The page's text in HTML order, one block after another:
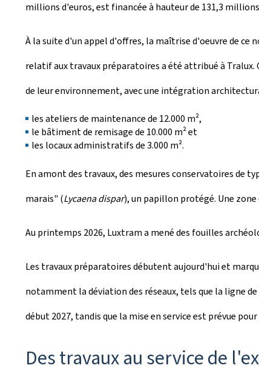
millions d'euros, est financée à hauteur de 131,3
À la suite d'un appel d'offres, la maîtrise d'oeuvre de ce
relatif aux travaux préparatoires a été attribué à Tralux.
de leur environnement, avec une intégration
les ateliers de maintenance de 12.000 m²,
le bâtiment de remisage de 10.000 m² et
les locaux administratifs de 3.000 m².
En amont des travaux, des mesures conservatoires de
marais" (Lycaena dispar), un papillon protégé. Une
Au printemps 2026, Luxtram a mené des fouilles
Les travaux préparatoires débutent aujourd'hui et
notamment la déviation des réseaux, tels que la ligne
début 2027, tandis que la mise en service est prévue pour
Des travaux au service de